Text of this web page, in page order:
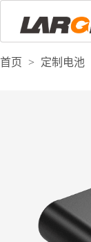
首页 > 定制电池